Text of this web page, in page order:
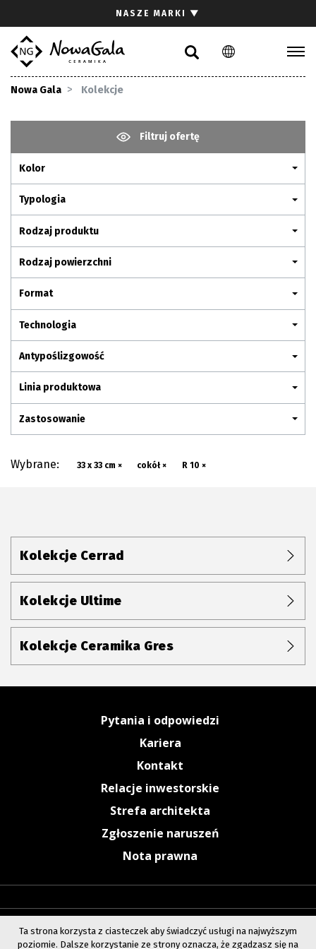
PL EN
NASZE MARKI ▼
Nowa Gala Kolekcje
Filtruj ofertę
Kolor
Typologia
Rodzaj produktu
Rodzaj powierzchni
Format
Technologia
Antypoślizgowość
Linia produktowa
Zastosowanie
Wybrane: 33 x 33 cm × cokół × R 10 ×
Kolekcje Cerrad
Kolekcje Ultime
Kolekcje Ceramika Gres
Pytania i odpowiedzi
Kariera
Kontakt
Relacje inwestorskie
Strefa architekta
Zgłoszenie naruszeń
Nota prawna
Gdzie kupić
Pliki do pobrania
Pytania i odpowiedzi
Kariera
Kontakt
Komunikacja z akcjonariuszami
Ta strona korzysta z ciasteczek aby świadczyć usługi na najwyższym
poziomie. Dalsze korzystanie ze strony oznacza, że zgadzasz się na